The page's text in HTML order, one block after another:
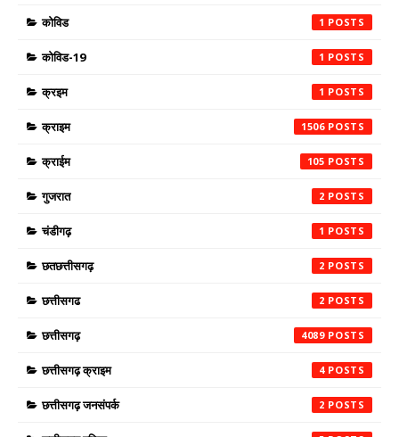
कोविड 1
कोविड-19 1
क्रइम 1
क्राइम 1506
क्राईम 105
गुजरात 2
चंडीगढ़ 1
छतछत्तीसगढ़ 2
छत्तीसगढ 2
छत्तीसगढ़ 4089
छत्तीसगढ़ क्राइम 4
छत्तीसगढ़ जनसंपर्क 2